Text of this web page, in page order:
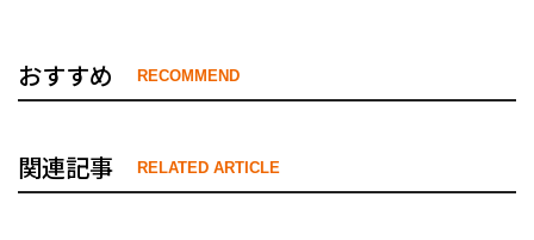
おすすめ RECOMMEND
関連記事 RELATED ARTICLE